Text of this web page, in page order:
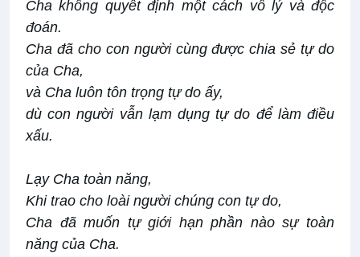
Cha không quyết định một cách vô lý và độc
đoán.
Cha đã cho con người cùng được chia sẻ tự do
của Cha,
và Cha luôn tôn trọng tự do ấy,
dù con người vẫn lạm dụng tự do để làm điều
xấu.
Lạy Cha toàn năng,
Khi trao cho loài người chúng con tự do,
Cha đã muốn tự giới hạn phần nào sự toàn
năng của Cha.